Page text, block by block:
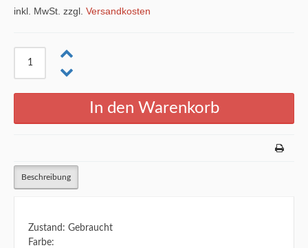
inkl. MwSt. zzgl. Versandkosten
Beschreibung
Zustand: Gebraucht
Farbe: